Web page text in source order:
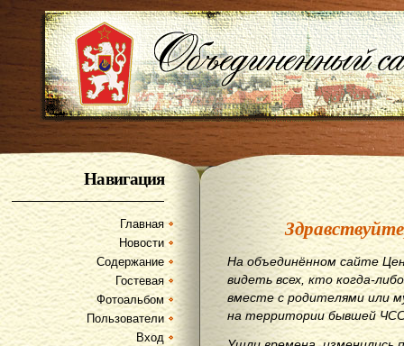
Навигация
Главная
Новости
Содержание
Гостевая
Фотоальбом
Пользователи
Вход
На объединённом сайте
видеть всех, кто когда-
вместе с родителями или
на территории бывшей